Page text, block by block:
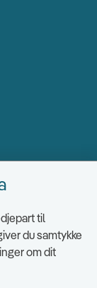
til
du samtykke
om dit